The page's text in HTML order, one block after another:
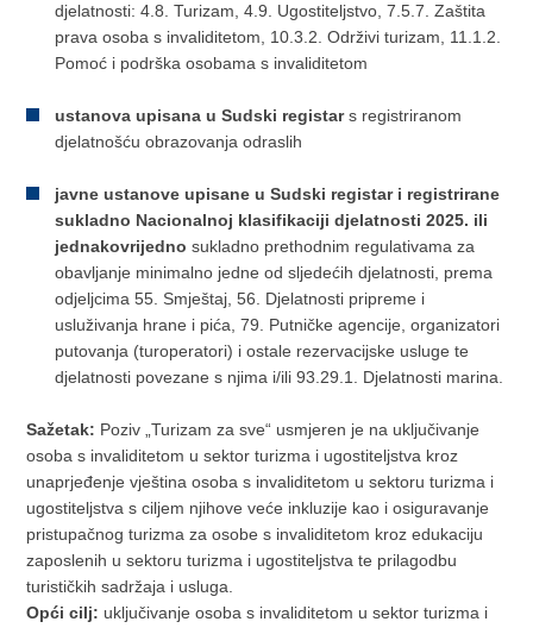
djelatnosti: 4.8. Turizam, 4.9. Ugostiteljstvo, 7.5.7. Zaštita
prava osoba s invaliditetom, 10.3.2. Održivi turizam, 11.1.2.
Pomoć i podrška osobama s invaliditetom
ustanova upisana u Sudski registars registriranom
djelatnošću obrazovanja odraslih
javne ustanove upisane u Sudski registar i registrirane
sukladno Nacionalnoj klasifikaciji djelatnosti 2025. ili
jednakovrijedno sukladno prethodnim regulativama za
obavljanje minimalno jedne od sljedećih djelatnosti, prema
odjeljcima 55. Smještaj, 56. Djelatnosti pripreme i
usluživanja hrane i pića, 79. Putničke agencije, organizatori
putovanja (turoperatori) i ostale rezervacijske usluge te
djelatnosti povezane s njima i/ili 93.29.1. Djelatnosti marina.
Sažetak: Poziv „Turizam za sve“ usmjeren je na uključivanje
osoba s invaliditetom u sektor turizma i ugostiteljstva kroz
unaprjeđenje vještina osoba s invaliditetom u sektoru turizma i
ugostiteljstva s ciljem njihove veće inkluzije kao i osiguravanje
pristupačnog turizma za osobe s invaliditetom kroz edukaciju
zaposlenih u sektoru turizma i ugostiteljstva te prilagodbu
turističkih sadržaja i usluga.
Opći cilj: uključivanje osoba s invaliditetom u sektor turizma i